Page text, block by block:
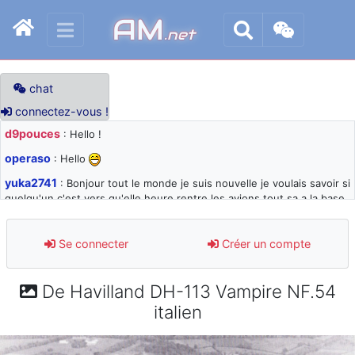
AM.net
chat
connectez-vous !
d9pouces : Hello !
operaso : Hello
yuka2741 : Bonjour tout le monde je suis nouvelle je voulais savoir si
quelqu'un c'est vers qu'elle heure rentre les avions tout sa a la base
d9pouces: désolé pour les quelques blocages du site ces derniers
jours : je teste des méthodes contre le spam et les bots trop nocifs
paxwax: Super, la nouvelle bannière
comprendre
Se connecter Créer un compte
De Havilland DH-113 Vampire NF.54
italien